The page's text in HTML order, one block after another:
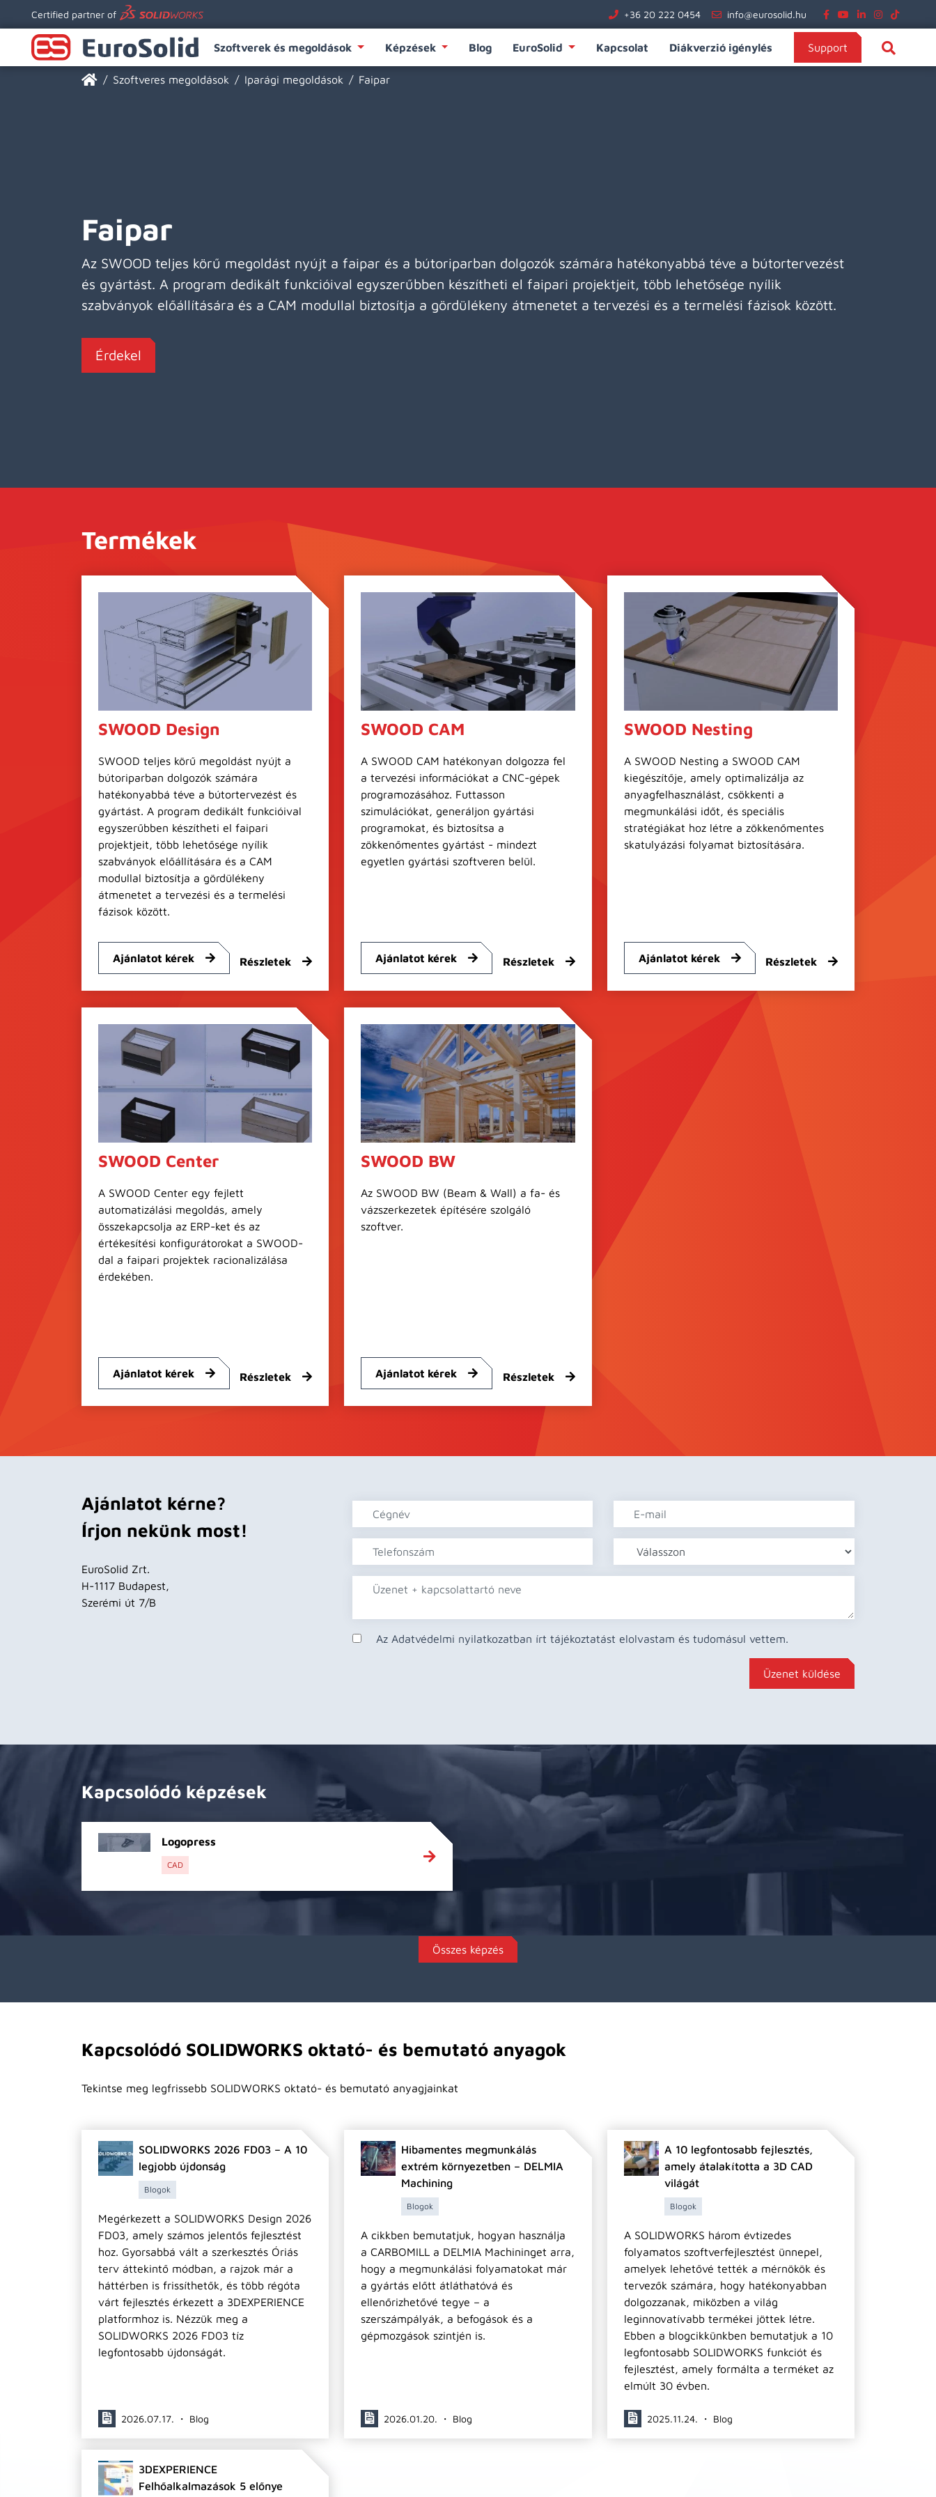
Certified partner of +36 20 222 0454 info@eurosolid.hu
Szoftverek és megoldások Képzések Blog EuroSolid Kapcsolat Diákverzió igénylés Support
Szoftveres megoldások Iparági megoldások Faipar
Faipar
Az SWOOD teljes körű megoldást nyújt a faipar és a bútoriparban dolgozók számára hatékonyabbá téve a bútortervezést
és gyártást. A program dedikált funkcióival egyszerűbben készítheti el faipari projektjeit, több lehetősége nyílik
szabványok előállítására és a CAM modullal biztosítja a gördülékeny átmenetet a tervezési és a termelési fázisok között.
Érdekel
Termékek
SWOOD Design
SWOOD teljes körű megoldást nyújt a
bútoriparban dolgozók számára
hatékonyabbá téve a bútortervezést és
gyártást. A program dedikált funkcióival
egyszerűbben készítheti el faipari
projektjeit, több lehetősége nyílik
szabványok előállítására és a CAM
modullal biztosítja a gördülékeny
átmenetet a tervezési és a termelési
fázisok között.
Ajánlatot kérek Részletek
SWOOD CAM
A SWOOD CAM hatékonyan dolgozza fel
a tervezési információkat a CNC-gépek
programozásához. Futtasson
szimulációkat, generáljon gyártási
programokat, és biztosítsa a
zökkenőmentes gyártást - mindezt
egyetlen gyártási szoftveren belül.
Ajánlatot kérek Részletek
SWOOD Nesting
A SWOOD Nesting a SWOOD CAM
kiegészítője, amely optimalizálja az
anyagfelhasználást, csökkenti a
megmunkálási időt, és speciális
stratégiákat hoz létre a zökkenőmentes
skatulyázási folyamat biztosítására.
Ajánlatot kérek Részletek
SWOOD Center
A SWOOD Center egy fejlett
automatizálási megoldás, amely
összekapcsolja az ERP-ket és az
értékesítési konfigurátorokat a SWOOD-
dal a faipari projektek racionalizálása
érdekében.
Ajánlatot kérek Részletek
SWOOD BW
Az SWOOD BW (Beam & Wall) a fa- és
vázszerkezetek építésére szolgáló
szoftver.
Ajánlatot kérek Részletek
Ajánlatot kérne?
Írjon nekünk most!
EuroSolid Zrt.
H-1117 Budapest,
Szerémi út 7/B
Az Adatvédelmi nyilatkozatban írt tájékoztatást elolvastam és tudomásul vettem.
Üzenet küldése
Kapcsolódó képzések
Logopress
CAD
Összes képzés
Kapcsolódó SOLIDWORKS oktató- és bemutató anyagok
Tekintse meg legfrissebb SOLIDWORKS oktató- és bemutató anyagjainkat
SOLIDWORKS 2026 FD03 – A 10
legjobb újdonság
Blogok
Megérkezett a SOLIDWORKS Design 2026
FD03, amely számos jelentős fejlesztést
hoz. Gyorsabbá vált a szerkesztés Óriás
terv áttekintő módban, a rajzok már a
háttérben is frissíthetők, és több régóta
várt fejlesztés érkezett a 3DEXPERIENCE
platformhoz is. Nézzük meg a
SOLIDWORKS 2026 FD03 tíz
legfontosabb újdonságát.
2026.07.17. ・ Blog
Hibamentes megmunkálás
extrém környezetben – DELMIA
Machining
Blogok
A cikkben bemutatjuk, hogyan használja
a CARBOMILL a DELMIA Machininget arra,
hogy a megmunkálási folyamatokat már
a gyártás előtt átláthatóvá és
ellenőrizhetővé tegye – a
szerszámpályák, a befogások és a
gépmozgások szintjén is.
2026.01.20. ・ Blog
A 10 legfontosabb fejlesztés,
amely átalakította a 3D CAD
világát
Blogok
A SOLIDWORKS három évtizedes
folyamatos szoftverfejlesztést ünnepel,
amelyek lehetővé tették a mérnökök és
tervezők számára, hogy hatékonyabban
dolgozzanak, miközben a világ
leginnovatívabb termékei jöttek létre.
Ebben a blogcikkünkben bemutatjuk a 10
legfontosabb SOLIDWORKS funkciót és
fejlesztést, amely formálta a terméket az
elmúlt 30 évben.
2025.11.24. ・ Blog
3DEXPERIENCE
Felhőalkalmazások 5 előnye